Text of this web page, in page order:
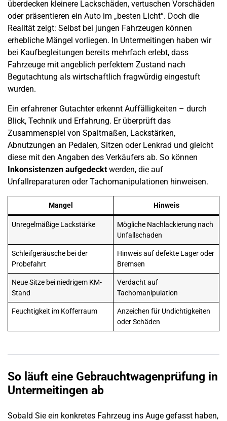
überdecken kleinere Lackschäden, vertuschen Vorschäden
oder präsentieren ein Auto im „besten Licht“. Doch die
Realität zeigt: Selbst bei jungen Fahrzeugen können
erhebliche Mängel vorliegen. In Untermeitingen haben wir
bei Kaufbegleitungen bereits mehrfach erlebt, dass
Fahrzeuge mit angeblich perfektem Zustand nach
Begutachtung als wirtschaftlich fragwürdig eingestuft
wurden.
Ein erfahrener Gutachter erkennt Auffälligkeiten – durch
Blick, Technik und Erfahrung. Er überprüft das
Zusammenspiel von Spaltmaßen, Lackstärken,
Abnutzungen an Pedalen, Sitzen oder Lenkrad und gleicht
diese mit den Angaben des Verkäufers ab. So können
Inkonsistenzen aufgedeckt werden, die auf
Unfallreparaturen oder Tachomanipulationen hinweisen.
Mangel Hinweis
Unregelmäßige Lackstärke
Mögliche Nachlackierung nach
Unfallschaden
Schleifgeräusche bei der
Probefahrt
Hinweis auf defekte Lager oder
Bremsen
Neue Sitze bei niedrigem KM-
Stand
Verdacht auf
Tachomanipulation
Feuchtigkeit im Kofferraum
Anzeichen für Undichtigkeiten
oder Schäden
So läuft eine Gebrauchtwagenprüfung in
Untermeitingen ab
Sobald Sie ein konkretes Fahrzeug ins Auge gefasst haben,